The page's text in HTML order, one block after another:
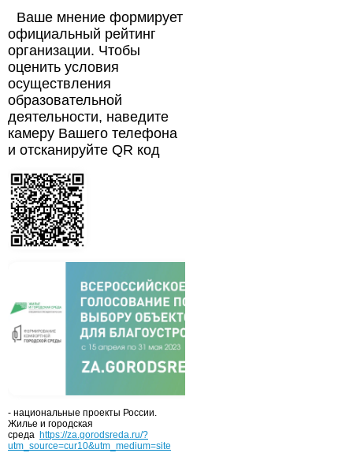
Ваше мнение формирует
официальный рейтинг
организации. Чтобы
оценить условия
осуществления
образовательной
деятельности, наведите
камеру Вашего телефона
и отсканируйте QR код
- национальные проекты России.
Жилье и городская
среда https://za.gorodsreda.ru/?
utm_source=cur10&utm_medium=site